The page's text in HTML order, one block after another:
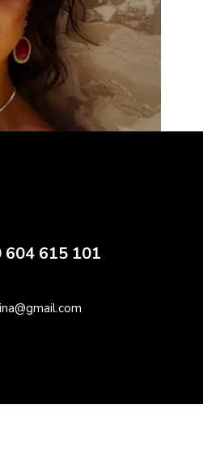
604 615 101